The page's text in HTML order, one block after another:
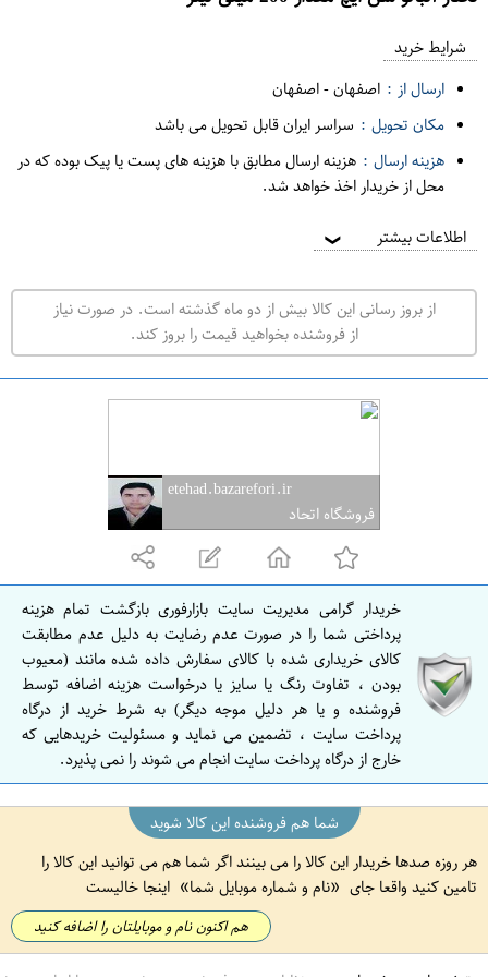
ف
ر
ت
ه
ر
ا
ص
ه
ا
ص
ف
ه
ا
ن
شرایط خرید
ارسال از : اصفهان-اصفهان
مکان تحویل : سراسر ایران قابل تحویل می باشد
هزینه ارسال : هزینه ارسال مطابق با هزینه های پست یا پیک بوده که در
محل از خریدار اخذ خواهد شد.
اطلاعات بیشتر ❯
از بروز رسانی این کالا بیش از دو ماه گذشته است. در صورت نیاز
از فروشنده بخواهید قیمت را بروز کند.
etehad.bazarefori.ir
فروشگاه اتحاد
خریدار گرامی مدیریت سایت بازارفوری بازگشت تمام هزینه
پرداختی شما را در صورت عدم رضایت به دلیل عدم مطابقت
کالای خریداری شده با کالای سفارش داده شده مانند (معیوب
بودن ، تفاوت رنگ یا سایز یا درخواست هزینه اضافه توسط
فروشنده و یا هر دلیل موجه دیگر) به شرط خرید از درگاه
پرداخت سایت ، تضمین می نماید و مسئولیت خریدهایی که
خارج از درگاه پرداخت سایت انجام می شوند را نمی پذیرد.
شما هم فروشنده این کالا شوید
هر روزه صدها خریدار این کالا را می بینند اگر شما هم می توانید این کالا را
تامین کنید واقعا جای
نام و شماره موبایل شما اینجا خالیست
هم اکنون نام و موبایلتان را اضافه کنید